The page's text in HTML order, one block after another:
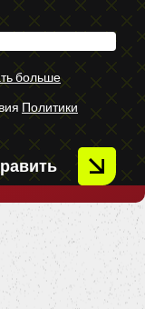
больше
Политики